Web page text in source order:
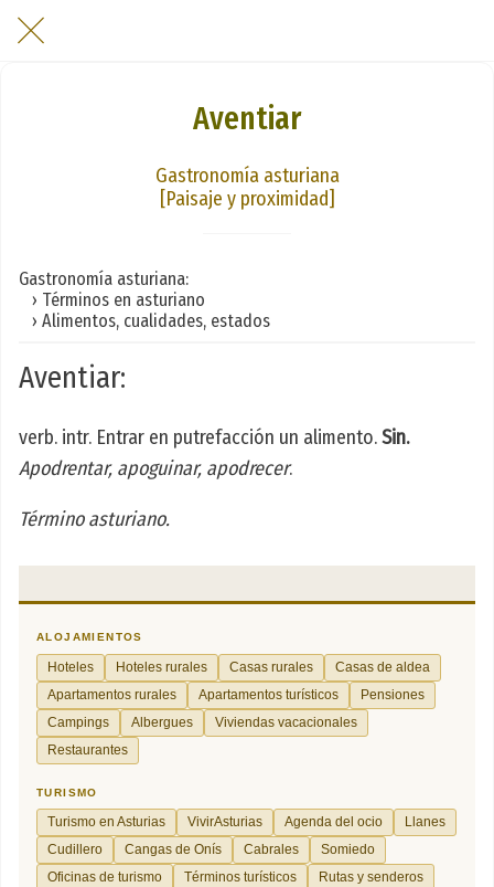
Aventiar
Gastronomía asturiana
[Paisaje y proximidad]
Gastronomía asturiana:
› Términos en asturiano
› Alimentos, cualidades, estados
Aventiar:
verb. intr. Entrar en putrefacción un alimento.Sin.
Apodrentar, apoguinar, apodrecer.
Término asturiano.